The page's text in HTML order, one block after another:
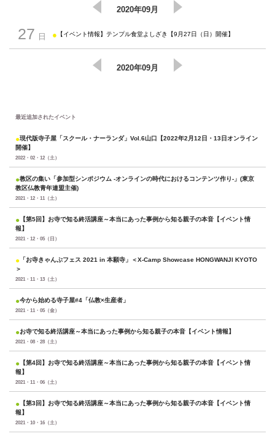
2020年09月
27 日 ● 【イベント情報】テンプル食堂よしざき【9月27日（日）開催】
2020年09月
最近追加されたイベント
2022・02・12（土）
●現代版寺子屋「スクール・ナーランダ」Vol.6山口【2022年2月12日・13日オンライン
開催】
2021・12・11（土）
●教区の集い「参加型シンポジウム -オンラインの時代におけるコンテンツ作り-」(東京
教区仏教青年連盟主催)
2021・12・05（日）
● 【第5回】お寺で知る終活講座～本当にあった事例から知る親子の本音【イベント情
報】
2021・11・13（土）
● 「お寺きゃんぷフェス 2021 in 本願寺」＜X-Camp Showcase HONGWANJI KYOTO
＞
2021・11・05（金）
●今から始める寺子屋#4「仏教×生産者」
2021・08・28（土）
●お寺で知る終活講座～本当にあった事例から知る親子の本音【イベント情報】
2021・11・06（土）
● 【第4回】お寺で知る終活講座～本当にあった事例から知る親子の本音【イベント情
報】
2021・10・16（土）
● 【第3回】お寺で知る終活講座～本当にあった事例から知る親子の本音【イベント情
報】